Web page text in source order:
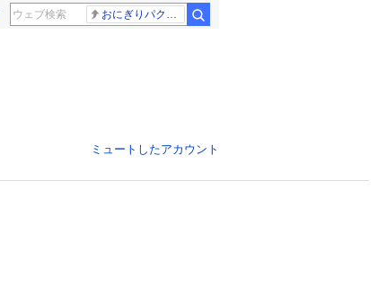
おにぎりパクパク
ミュートしたアカウント